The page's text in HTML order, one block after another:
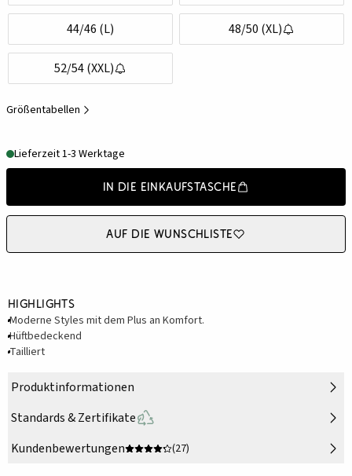
44/46 (L) 48/50 (XL)
52/54 (XXL)
Größentabellen
Lieferzeit 1-3 Werktage
In die Einkaufstasche
Auf die Wunschliste
Highlights
Moderne Styles mit dem Plus an Komfort.
Hüftbedeckend
Tailliert
Produktinformationen
Standards & Zertifikate
Kundenbewertungen
(27)